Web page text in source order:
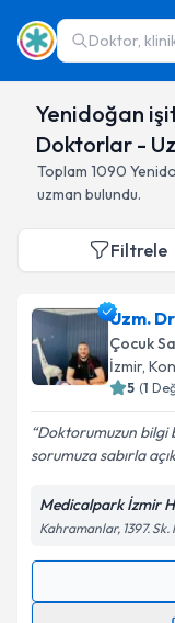
Doktor,
Yenidoğan
Doktorlar -
Toplam 1090
uzman bulundu.
Filtrele
Uzm.
Çocuk
İzmir,
5 (1
Doktorumuzun bilgi
sorumuza sabırla
Medicalpark İzmir
Kahramanlar, 1397.
Randevu